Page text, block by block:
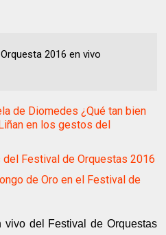
2016 en vivo
de Diomedes ¿Qué tan bien
en los gestos del
Festival de Orquestas 2016
de Oro en el Festival de
del Festival de Orquestas